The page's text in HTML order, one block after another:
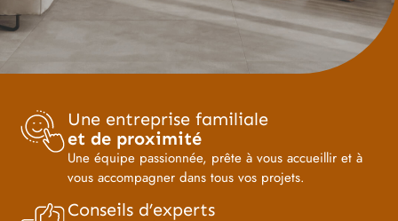
Une entreprise familiale
et de proximité
Une équipe passionnée, prête à vous accueillir et à
vous accompagner dans tous vos projets.
Conseils d’experts